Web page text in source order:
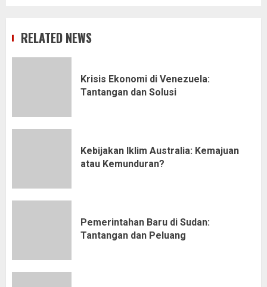
RELATED NEWS
Krisis Ekonomi di Venezuela:
Tantangan dan Solusi
Kebijakan Iklim Australia: Kemajuan
atau Kemunduran?
Pemerintahan Baru di Sudan:
Tantangan dan Peluang